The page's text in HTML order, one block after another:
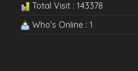
Total Visit : 143378
Who's Online : 1